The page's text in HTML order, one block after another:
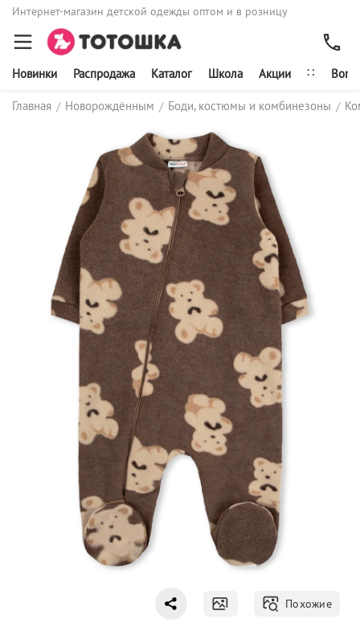
Интернет-магазин детской одежды оптом и в розницу
Новинки Распродажа Каталог Школа Акции ∷
Главная / Новорождённым / Боди, костюмы и комбинезоны /
Похожие